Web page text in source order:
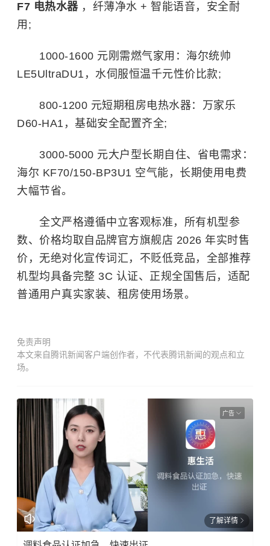
F7 电热水器，纤薄净水 + 智能语音，安全耐
用;
1000-1600 元刚需燃气家用：海尔统帅
LE5UltraDU1，水伺服恒温千元性价比款;
800-1200 元短期租房电热水器：万家乐
D60-HA1，基础安全配置齐全;
3000-5000 元大户型长期自住、省电需求：
海尔 KF70/150-BP3U1 空气能，长期使用电费
大幅节省。
全文严格遵循中立客观标准，所有机型参
数、价格均取自品牌官方旗舰店 2026 年实时售
价，无绝对化宣传词汇，不贬低竞品，全部推荐
机型均具备完整 3C 认证、正规全国售后，适配
普通用户真实家装、租房使用场景。
免责声明
本文来自腾讯新闻客户端创作者，不代表腾讯新闻的观点和立
场。
广告
了解详情